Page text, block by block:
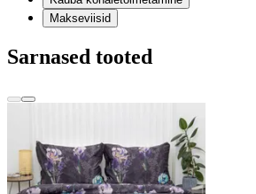
Makseviisid
Sarnased tooted